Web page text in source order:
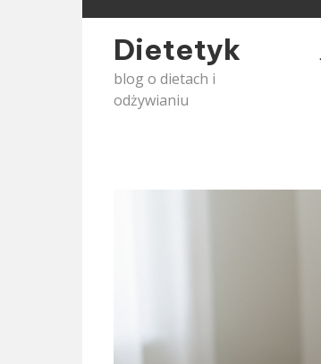
contentDietetyk
blog o dietach i
odżywianiu